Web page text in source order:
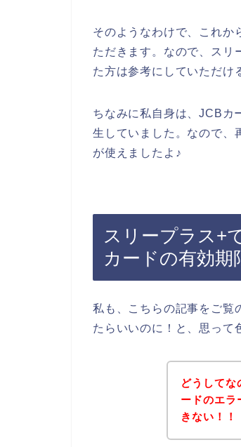
そのようなわけで、これか
ただきます。なので、スリ
た方は参考にしていただけ
ちなみに私自身は、JCBカ
生していました。なので、
が使えましたよ♪
スリープラス+
カードの有効期
私も、こちらの記事をご覧
たらいいのに！と、思って
どうして
ードのエラ
きない！！